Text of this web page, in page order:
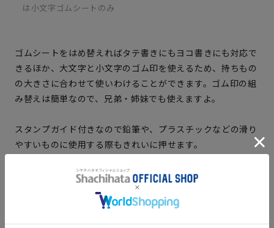
は小文字ゴムシートのみ
ゴムシートをはめ替えればタテ書きにもヨコ書きにも対応で
きる ほか、大文字と小文字のゴム印を使えるため、持ちもの
の大きさに合わせて使いわけることができます。ゴム印の組
み替えは簡単なので、
兄弟・姉妹でも使えます よ。
スタンプガイド付きなので鉛筆や、プラスチックなどの滑り
やすいものに使用する際もきれいに押せます。
おなまえスタンプ 大文字・小文字セ
ット